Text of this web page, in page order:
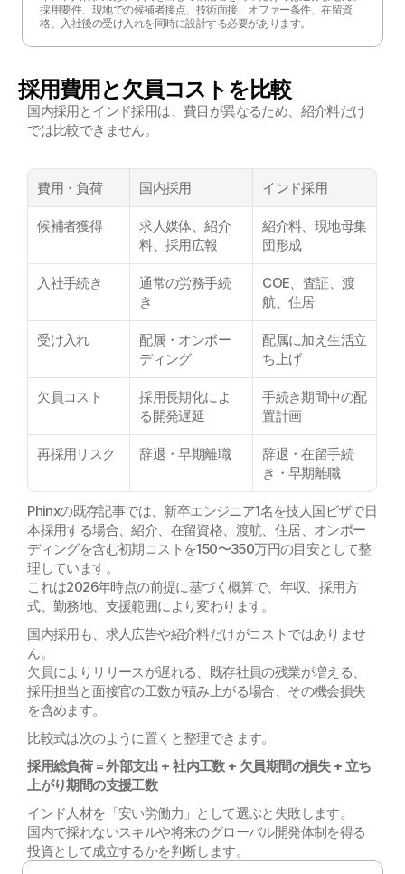
採用要件、現地での候補者接点、技術面接、オファー条件、在留資
格、入社後の受け入れを同時に設計する必要があります。
採用費用と欠員コストを比較
国内採用とインド採用は、費目が異なるため、紹介料だけ
では比較できません。
費用・負荷 国内採用 インド採用
候補者獲得
求人媒体、紹介
料、採用広報
紹介料、現地母集
団形成
入社手続き
通常の労務手続
き
COE、査証、渡
航、住居
受け入れ
配属・オンボー
ディング
配属に加え生活立
ち上げ
欠員コスト
採用長期化によ
る開発遅延
手続き期間中の配
置計画
再採用リスク 辞退・早期離職
辞退・在留手続
き・早期離職
Phinxの既存記事では、新卒エンジニア1名を技人国ビザで日
本採用する場合、紹介、在留資格、渡航、住居、オンボー
ディングを含む初期コストを150〜350万円の目安として整
理しています。
これは2026年時点の前提に基づく概算で、年収、採用方
式、勤務地、支援範囲により変わります。
国内採用も、求人広告や紹介料だけがコストではありませ
ん。
欠員によりリリースが遅れる、既存社員の残業が増える、
採用担当と面接官の工数が積み上がる場合、その機会損失
を含めます。
比較式は次のように置くと整理できます。
採用総負荷 = 外部支出 + 社内工数 + 欠員期間の損失 + 立ち
上がり期間の支援工数
インド人材を「安い労働力」として選ぶと失敗します。
国内で採れないスキルや将来のグローバル開発体制を得る
投資として成立するかを判断します。